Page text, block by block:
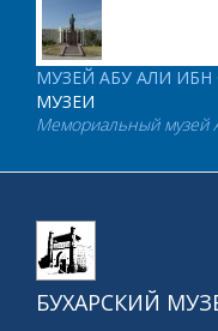
МУЗЕЙ АБУ АЛИ
МУЗЕИ
Мемориальный музей
БУХАРСКИЙ